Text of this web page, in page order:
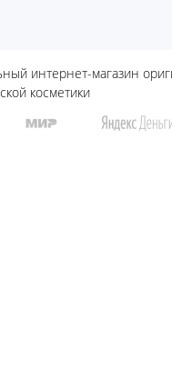
интернет-магазин
косметики